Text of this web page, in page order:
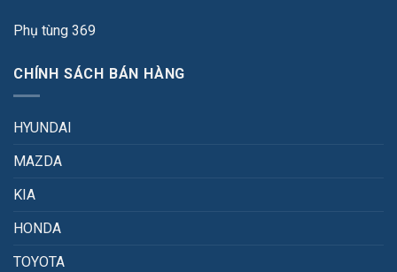
Phụ tùng 369
CHÍNH SÁCH BÁN HÀNG
HYUNDAI
MAZDA
KIA
HONDA
TOYOTA